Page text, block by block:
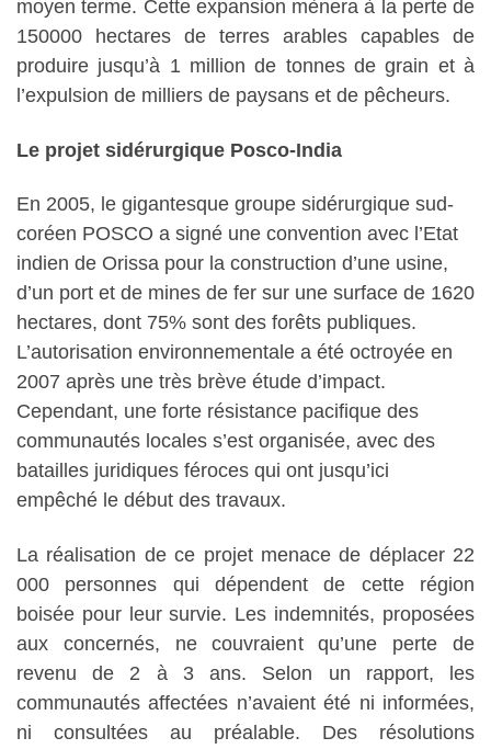
moyen terme. Cette expansion mènera à la perte de
150000 hectares de terres arables capables de
produire jusqu’à 1 million de tonnes de grain et à
l’expulsion de milliers de paysans et de pêcheurs.
Le projet sidérurgique Posco-India
En 2005, le gigantesque groupe sidérurgique sud-
coréen POSCO a signé une convention avec l’Etat
indien de Orissa pour la construction d’une usine,
d’un port et de mines de fer sur une surface de 1620
hectares, dont 75% sont des forêts publiques.
L’autorisation environnementale a été octroyée en
2007 après une très brève étude d’impact.
Cependant, une forte résistance pacifique des
communautés locales s’est organisée, avec des
batailles juridiques féroces qui ont jusqu’ici
empêché le début des travaux.
La réalisation de ce projet menace de déplacer 22
000 personnes qui dépendent de cette région
boisée pour leur survie. Les indemnités, proposées
aux concernés, ne couvraient qu’une perte de
revenu de 2 à 3 ans. Selon un rapport, les
communautés affectées n’avaient été ni informées,
ni consultées au préalable. Des résolutions